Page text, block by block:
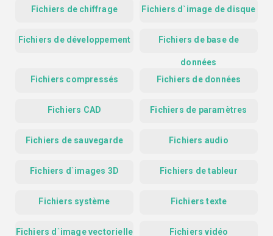
Fichiers de chiffrage Fichiers d`image de disque
Fichiers de développement Fichiers de base de
données
Fichiers compressés
Fichiers de données
Fichiers CAD Fichiers de paramètres
Fichiers de sauvegarde Fichiers audio
Fichiers d`images 3D Fichiers de tableur
Fichiers système Fichiers texte
Fichiers d`image vectorielle Fichiers vidéo